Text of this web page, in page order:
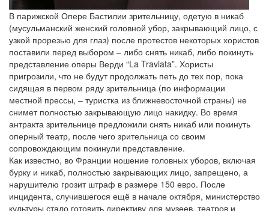
В парижской Опере Бастилии зрительницу, одетую в никаб
(мусульманский женский головной убор, закрывающий лицо, с
узкой прорезью для глаз) после протестов некоторых хористов
поставили перед выбором – либо снять никаб, либо покинуть
представление оперы Верди “La Traviata”. Хористы
пригрозили, что не будут продолжать петь до тех пор, пока
сидящая в первом ряду зрительница (по информации
местной прессы, – туристка из ближневосточной страны) не
снимет полностью закрывающую лицо накидку. Во время
антракта зрительнице предложили снять никаб или покинуть
оперный театр, после чего зрительница со своим
сопровождающим покинули представление.
Как известно, во Франции ношение головных уборов, включая
бурку и никаб, полностью закрывающих лицо, запрещено, а
нарушителю грозит штраф в размере 150 евро. После
инцидента, случившегося ещё в начале октября, министерство
культуры стало готовить директиву для музеев, театров и